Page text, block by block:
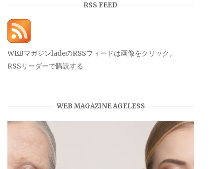
RSS FEED
WEBマガジンladeのRSSフィードは画像をクリック。
RSSリーダーで購読する
WEB MAGAZINE AGELESS